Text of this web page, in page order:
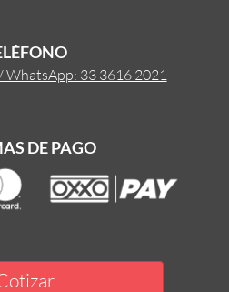
/ WhatsApp: 33 3616 2021
DE PAGO